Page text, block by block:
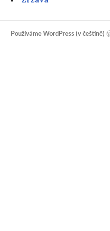
Používáme WordPress (v češtině)